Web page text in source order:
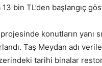
bin TL’den başlangıç
konutların yanı
Taş Meydan adı
tarihi binalar